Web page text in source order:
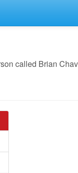
called Brian